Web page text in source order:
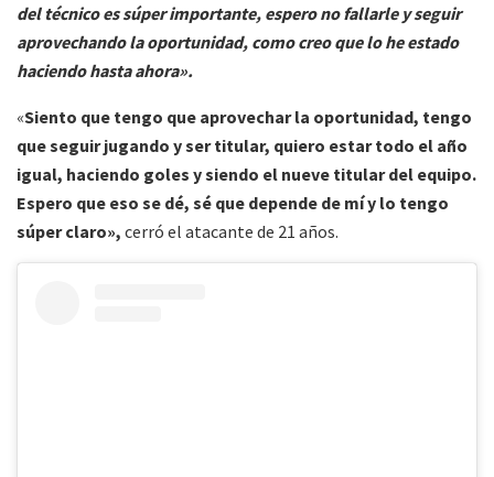
del técnico es súper importante, espero no fallarle y seguir
aprovechando la oportunidad, como creo que lo he estado
haciendo hasta ahora».
«Siento que tengo que aprovechar la oportunidad, tengo
que seguir jugando y ser titular, quiero estar todo el año
igual, haciendo goles y siendo el nueve titular del equipo.
Espero que eso se dé, sé que depende de mí y lo tengo
súper claro», cerró el atacante de 21 años.